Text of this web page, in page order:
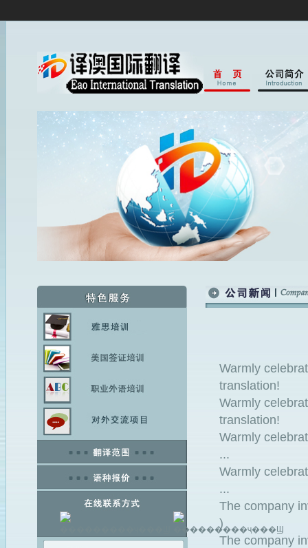
Warmly
Warmly
Warmly
...
Warmly
...
The company
)
The company